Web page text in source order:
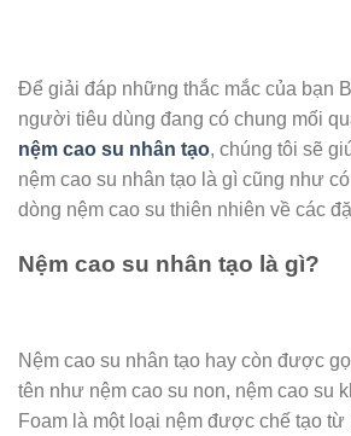
Để giải đáp những thắc mắc của bạn
người tiêu dùng đang có chung mối
nệm cao su nhân tạo, chúng tôi sẽ
nệm cao su nhân tạo là gì cũng như
dòng nệm cao su thiên nhiên về các
Nệm cao su nhân tạo là gì?
Nệm cao su nhân tạo hay còn được
tên như nệm cao su non, nệm cao su
Foam là một loại nệm được chế tạo từ